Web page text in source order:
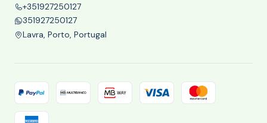
+351927250127
351927250127
Lavra, Porto, Portugal